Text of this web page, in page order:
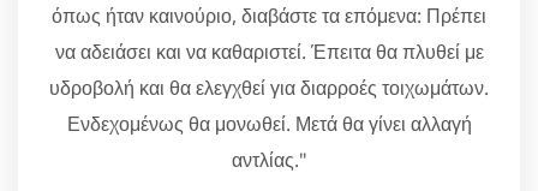
όπως ήταν καινούριο, διαβάστε τα επόμενα: Πρέπει
να αδειάσει και να καθαριστεί. Έπειτα θα πλυθεί με
υδροβολή και θα ελεγχθεί για διαρροές τοιχωμάτων.
Ενδεχομένως θα μονωθεί. Μετά θα γίνει αλλαγή
αντλίας."